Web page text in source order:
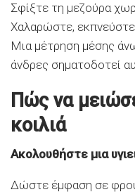
Σφίξτε τη μεζούρα
Χαλαρώστε,
Μια μέτρηση μέσης
άνδρες σηματοδοτεί
Πώς να
κοιλιά
Ακολουθήστε μια
Δώστε έμφαση σε